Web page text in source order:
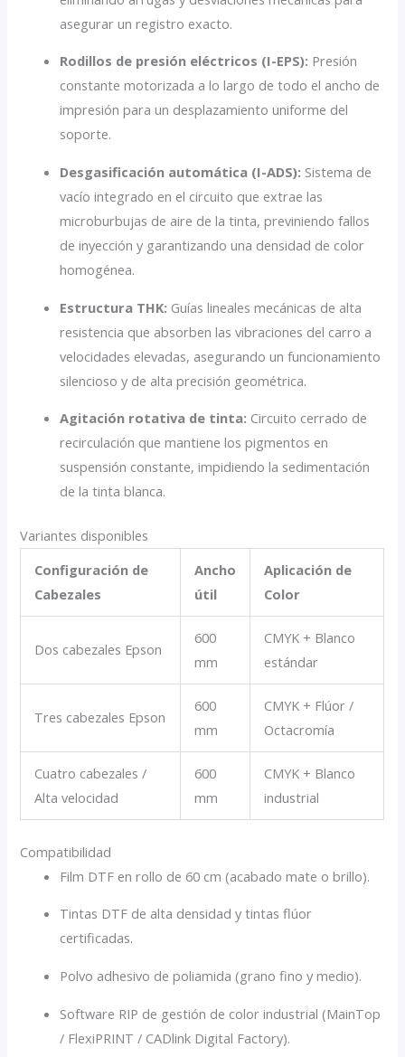
asegurar un registro exacto.
Rodillos de presión eléctricos (I-EPS): Presión
constante motorizada a lo largo de todo el ancho de
impresión para un desplazamiento uniforme del
soporte.
Desgasificación automática (I-ADS): Sistema de
vacío integrado en el circuito que extrae las
microburbujas de aire de la tinta, previniendo fallos
de inyección y garantizando una densidad de color
homogénea.
Estructura THK: Guías lineales mecánicas de alta
resistencia que absorben las vibraciones del carro a
velocidades elevadas, asegurando un funcionamiento
silencioso y de alta precisión geométrica.
Agitación rotativa de tinta: Circuito cerrado de
recirculación que mantiene los pigmentos en
suspensión constante, impidiendo la sedimentación
de la tinta blanca.
Variantes disponibles
Configuración de
Cabezales
Ancho
útil
Aplicación de
Color
Dos cabezales Epson
600
mm
CMYK + Blanco
estándar
Tres cabezales Epson
600
mm
CMYK + Flúor /
Octacromía
Cuatro cabezales /
Alta velocidad
600
mm
CMYK + Blanco
industrial
Compatibilidad
Film DTF en rollo de 60 cm (acabado mate o brillo).
Tintas DTF de alta densidad y tintas flúor
certificadas.
Polvo adhesivo de poliamida (grano fino y medio).
Software RIP de gestión de color industrial (MainTop
/ FlexiPRINT / CADlink Digital Factory).